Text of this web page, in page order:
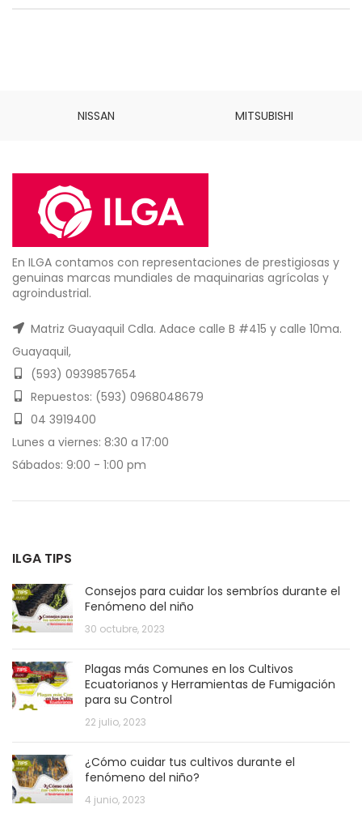
NISSAN MITSUBISHI
En ILGA contamos con representaciones de prestigiosas y
genuinas marcas mundiales de maquinarias agrícolas y
agroindustrial.
Matriz Guayaquil Cdla. Adace calle B #415 y calle 10ma.
Guayaquil,
(593) 0939857654
Repuestos: (593) 0968048679
04 3919400
Lunes a viernes: 8:30 a 17:00
Sábados: 9:00 - 1:00 pm
ILGA TIPS
Consejos para cuidar los sembríos durante el
Fenómeno del niño
30 octubre, 2023
Plagas más Comunes en los Cultivos
Ecuatorianos y Herramientas de Fumigación
para su Control
22 julio, 2023
¿Cómo cuidar tus cultivos durante el
fenómeno del niño?
4 junio, 2023